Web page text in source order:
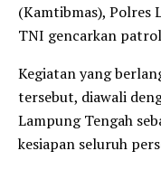
(Kamtibmas), Polres
TNI gencarkan
Kegiatan yang
tersebut, diawali
Lampung Tengah
kesiapan seluruh